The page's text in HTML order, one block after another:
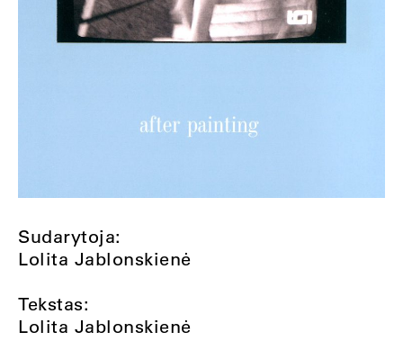
Sudarytoja:
Lolita Jablonskienė
Tekstas:
Lolita Jablonskienė